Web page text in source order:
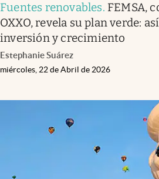
Fuentes renovables. FEMSA,
OXXO, revela su plan verde:
inversión y crecimiento
Estephanie Suárez
miércoles, 22 de Abril de 2026